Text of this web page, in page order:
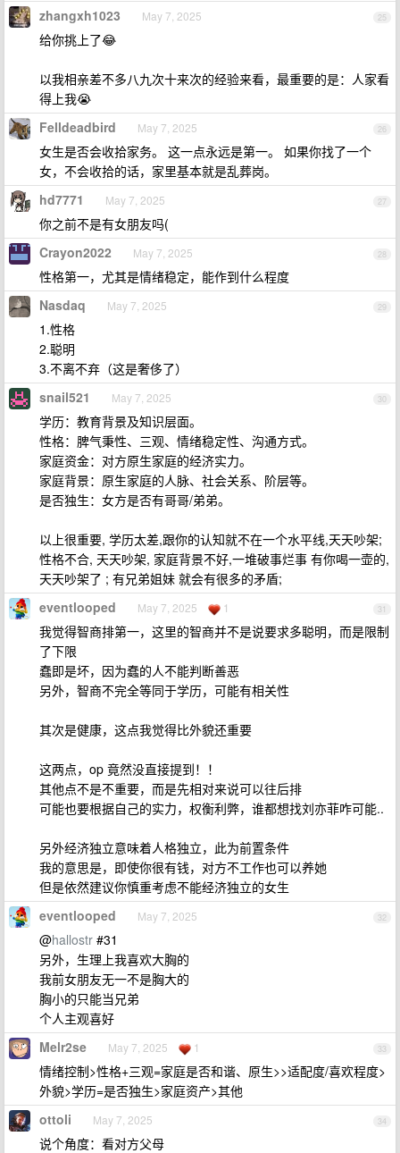
25
zhangxh1023 May 7, 2025
给你挑上了😂
以我相亲差不多八九次十来次的经验来看，最重要的是：人家看
得上我😭
26
Felldeadbird May 7, 2025
女生是否会收拾家务。 这一点永远是第一。 如果你找了一个
女，不会收拾的话，家里基本就是乱葬岗。
27
hd7771 May 7, 2025
你之前不是有女朋友吗(
28
Crayon2022 May 7, 2025
性格第一，尤其是情绪稳定，能作到什么程度
29
Nasdaq May 7, 2025
1.性格
2.聪明
3.不离不弃（这是奢侈了）
30
snail521 May 7, 2025
学历：教育背景及知识层面。
性格：脾气秉性、三观、情绪稳定性、沟通方式。
家庭资金：对方原生家庭的经济实力。
家庭背景：原生家庭的人脉、社会关系、阶层等。
是否独生：女方是否有哥哥/弟弟。
以上很重要, 学历太差,跟你的认知就不在一个水平线,天天吵架;
性格不合, 天天吵架, 家庭背景不好,一堆破事烂事 有你喝一壶的,
天天吵架了 ; 有兄弟姐妹 就会有很多的矛盾;
31
eventlooped May 7, 2025 1
我觉得智商排第一，这里的智商并不是说要求多聪明，而是限制
了下限
蠢即是坏，因为蠢的人不能判断善恶
另外，智商不完全等同于学历，可能有相关性
其次是健康，这点我觉得比外貌还重要
这两点，op 竟然没直接提到！！
其他点不是不重要，而是先相对来说可以往后排
可能也要根据自己的实力，权衡利弊，谁都想找刘亦菲咋可能..
另外经济独立意味着人格独立，此为前置条件
我的意思是，即使你很有钱，对方不工作也可以养她
但是依然建议你慎重考虑不能经济独立的女生
32
eventlooped May 7, 2025
@hallostr #31
另外，生理上我喜欢大胸的
我前女朋友无一不是胸大的
胸小的只能当兄弟
个人主观喜好
33
Melr2se May 7, 2025 1
情绪控制>性格+三观=家庭是否和谐、原生>>适配度/喜欢程度>
外貌>学历=是否独生>家庭资产>其他
34
ottoli May 7, 2025
说个角度：看对方父母